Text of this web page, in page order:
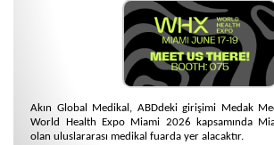
Akın Global Medikal, ABDdeki girişimi Medak
World Health Expo Miami 2026 kapsamında
olan uluslararası medikal fuarda yer alacaktır.